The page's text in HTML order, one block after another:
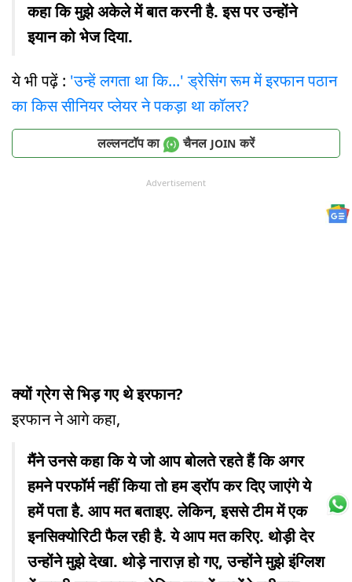
कहा कि मुझे अकेले में बात करनी है. इस पर उन्होंने
इयान को भेज दिया.
ये भी पढ़ें : 'उन्हें लगता था कि...' ड्रेसिंग रूम में इरफान पठान
का किस सीनियर प्लेयर ने पकड़ा था कॉलर?
लल्लनटॉप का चैनल JOIN करें
Advertisement
क्यों ग्रेग से भि‍ड़ गए थे इरफान?
इरफान ने आगे कहा,
मैंने उनसे कहा कि ये जो आप बोलते रहते हैं कि अगर
हमने परफॉर्म नहीं किया तो हम ड्रॉप कर दिए जाएंगे ये
हमें पता है. आप मत बताइए. लेकिन, इससे टीम में एक
इनसिक्योरिटी फैल रही है. ये आप मत करिए. थोड़ी देर
उन्होंने मुझे देखा. थोड़े नाराज़ हो गए, उन्होंने मुझे इंग्लिश